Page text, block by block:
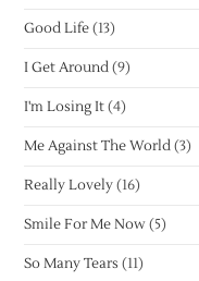
Good Life (13)
I Get Around (9)
I'm Losing It (4)
Me Against The World (3)
Really Lovely (16)
Smile For Me Now (5)
So Many Tears (11)